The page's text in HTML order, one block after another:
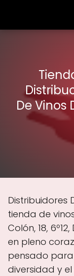
De Vinos
Distribuidores
tienda de
Colón, 18,
en pleno
pensado
diversidad y